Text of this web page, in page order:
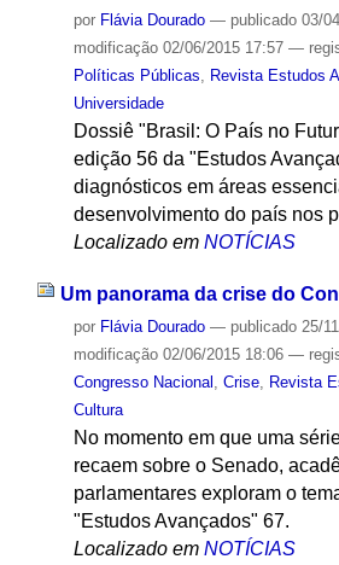
por Flávia Dourado — publicado03/
modificação02/06/2015 17:57 —
Políticas Públicas, Revista Estudos
Universidade
Dossiê "Brasil: O País no
edição 56 da "Estudos
diagnósticos em áreas
desenvolvimento do país nos
Localizado em NOTÍCIAS
Um panorama da crise do
por Flávia Dourado — publicado25/
modificação02/06/2015 18:06 —
Congresso Nacional
Crise, Revista
Cultura
No momento em que uma
recaem sobre o Senado,
parlamentares exploram o
"Estudos Avançados" 67.
Localizado em NOTÍCIAS